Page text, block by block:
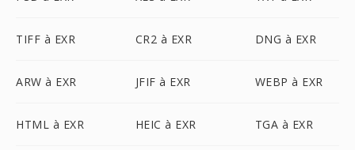
TIFF à EXR CR2 à EXR DNG à EXR
ARW à EXR JFIF à EXR WEBP à EXR
HTML à EXR HEIC à EXR TGA à EXR